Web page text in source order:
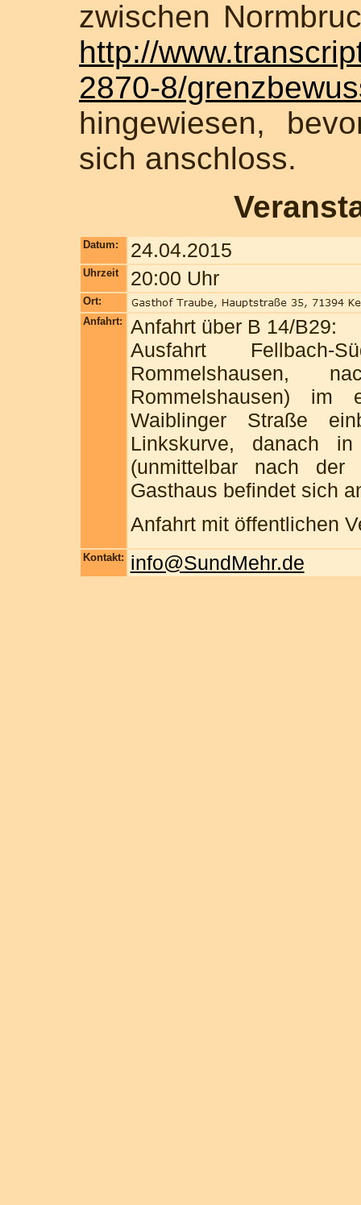
zwischen
http://
2870-8/
hingewiesen,
sich anschloss.
Datum: 24.04.2015
Uhrzeit 20:00 Uhr
Ort:
Anfahrt:
Anfahrt über B 14/B29:
Ausfahrt
Rommelshausen,
Rommelshausen)
Waiblinger Straße
Linkskurve, danach
(unmittelbar nach
Gasthaus befindet sich
Anfahrt mit öffentlichen
Kontakt: info@SundMehr.de